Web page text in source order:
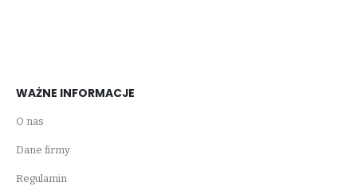
WAŻNE INFORMACJE
O nas
Dane firmy
Regulamin